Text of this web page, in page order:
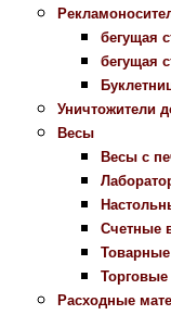
бегущая
бегущая
Уничтожители
Весы
Весы с
Счетные
Расходные